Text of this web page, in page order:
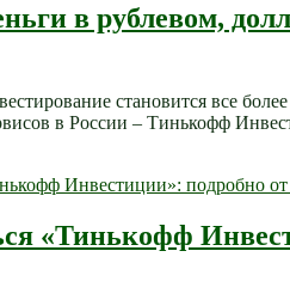
в рублевом,
становится все
в России – Тинькофф
«Тинькофф